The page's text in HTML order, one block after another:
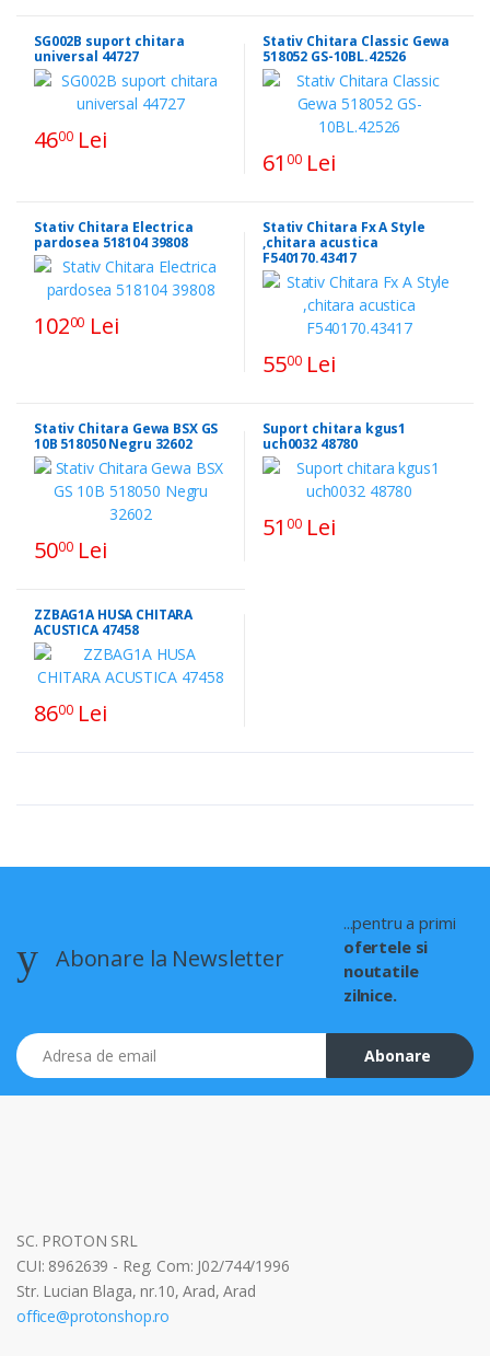
SG002B suport chitara
universal 44727
4600Lei
Stativ Chitara Classic Gewa
518052 GS-10BL.42526
61 00Lei
Stativ Chitara Electrica
pardosea 518104 39808
10200 Lei
Stativ Chitara Fx A Style
,chitara acustica
F540170.43417
5500Lei
Stativ Chitara Gewa BSX GS
10B 518050 Negru 32602
5000Lei
Suport chitara kgus1
uch0032 48780
51 00Lei
ZZBAG1A HUSA CHITARA
ACUSTICA 47458
8600Lei
Abonare la Newsletter
...pentru a primi
ofertele si
noutatile
zilnice.
Adresa de email
Abonare
SC. PROTON SRL
CUI: 8962639 - Reg. Com: J02/744/1996
Str. Lucian Blaga, nr.10, Arad, Arad
office@protonshop.ro